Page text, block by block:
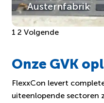
Austernfabrik
Berichten
1 2 Volgende
Onze GVK
FlexxCon levert
uiteenlopende sectoren